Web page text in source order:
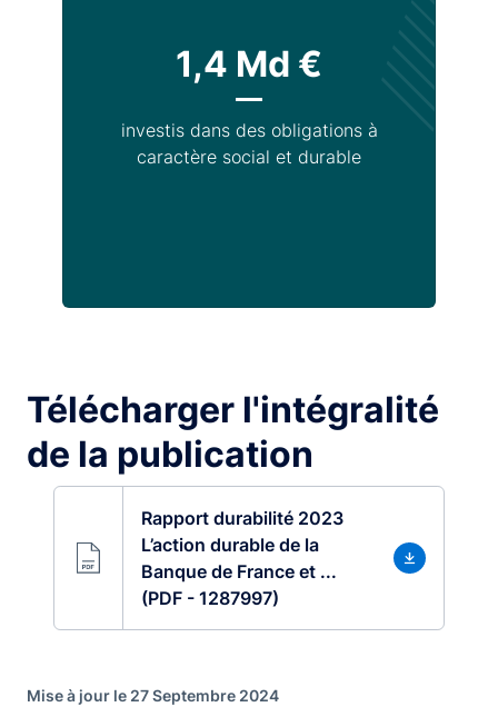
1,4 Md €
investis dans des obligations à
caractère social et durable
Télécharger l'intégralité
de la publication
Rapport durabilité 2023
L’action durable de la
Banque de France et ...
(PDF - 1287997)
Mise à jour le 27 Septembre 2024